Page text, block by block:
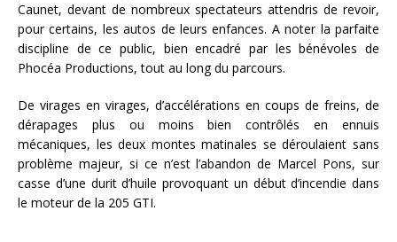
Caunet, devant de nombreux spectateurs attendris de revoir,
pour certains, les autos de leurs enfances. A noter la parfaite
discipline de ce public, bien encadré par les bénévoles de
Phocéa Productions, tout au long du parcours.
De virages en virages, d’accélérations en coups de freins, de
dérapages plus ou moins bien contrôlés en ennuis
mécaniques, les deux montes matinales se déroulaient sans
problème majeur, si ce n’est l’abandon de Marcel Pons, sur
casse d’une durit d’huile provoquant un début d’incendie dans
le moteur de la 205 GTI.